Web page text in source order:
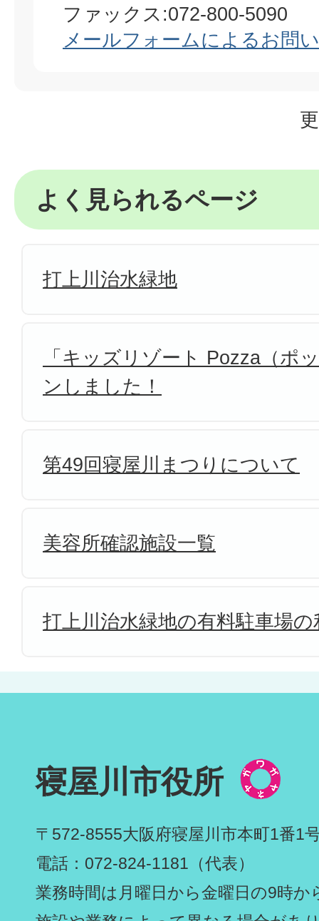
ファックス:072-800-5090
メールフォームによるお問
よく見られるページ
打上川治水緑地
「キッズリゾート Pozza（ポ
ンしました！
第49回寝屋川まつりについて
美容所確認施設一覧
打上川治水緑地の有料駐車場
寝屋川市役所
〒572-8555大阪府寝屋川市本町1番1
電話：072-824-1181（代表）
業務時間は月曜日から金曜日の9時か